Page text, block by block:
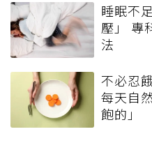
睡眠不
壓」 專
法
不必忍
每天自
飽的」